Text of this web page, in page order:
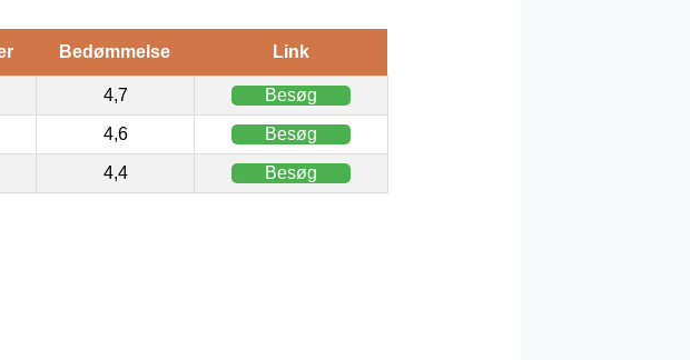
Bedømmelse Link
4,7 Besøg
4,6 Besøg
4,4 Besøg